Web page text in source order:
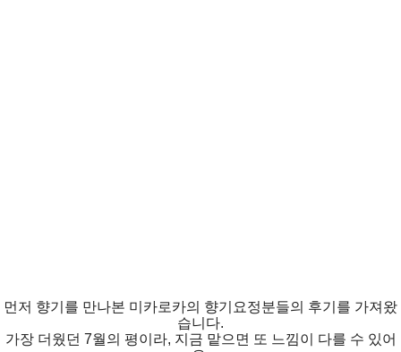
먼저 향기를 만나본 미카로카의 향기요정분들의 후기를 가져왔
습니다.
가장 더웠던 7월의 평이라, 지금 맡으면 또 느낌이 다를 수 있어